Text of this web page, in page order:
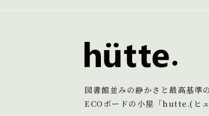
図書館並みの静かさと最高基準
ECOボードの小屋「hutte.(ヒュ